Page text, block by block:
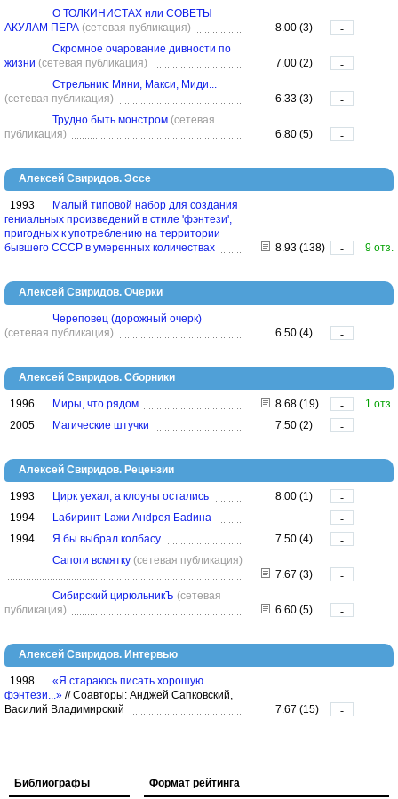
О ТОЛКИНИСТАХ или СОВЕТЫ
АКУЛАМ ПЕРА (сетевая публикация) 8.00 (3)
-
Скромное очарование дивности по
жизни (сетевая публикация) 7.00 (2)
-
Стрельник: Мини, Макси, Миди...
(сетевая публикация)
6.33 (3)
-
Трудно быть монстром (сетевая
публикация)
6.80 (5) -
Алексей Свиридов. Эссе
1993
Малый типовой набор для создания
гениальных произведений в стиле 'фэнтези',
пригодных к употреблению на территории
бывшего СССР в умеренных количествах
8.93 (138) - 9 отз.
Алексей Свиридов. Очерки
Череповец (дорожный очерк)
(сетевая публикация)
6.50 (4) -
Алексей Свиридов. Сборники
1996 Миры, что рядом 8.68 (19) -
1 отз.
2005
Магические штучки 7.50 (2) -
Алексей Свиридов. Рецензии
1993 Цирк уехал, а клоуны остались 8.00 (1)
-
1994
Lабиринт Lажи Анdрея Баdина
-
1994
Я бы выбрал колбасу 7.50 (4)
-
Сапоги всмятку (сетевая публикация)
7.67 (3)
-
Сибирский цирюльникЪ (сетевая
публикация)
6.60 (5) -
Алексей Свиридов. Интервью
1998
«Я стараюсь писать хорошую
фэнтези...» //Соавторы: Анджей Сапковский,
Василий Владимирский
7.67 (15) -
Формат рейтинга
Библиографы